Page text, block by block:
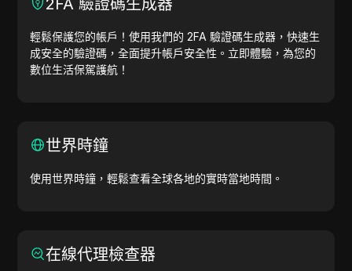
2FA 驗證碼生成器
輕鬆保護您的帳戶！使用我們的 2FA 驗證碼生成器，快速生
成安全的驗證碼，全面提升帳戶安全性。立即體驗，為您的
數位生活保駕護航！
世界時鐘
使用世界時鐘，輕鬆查看全球各地的實時當地時間。
在線代理檢查器